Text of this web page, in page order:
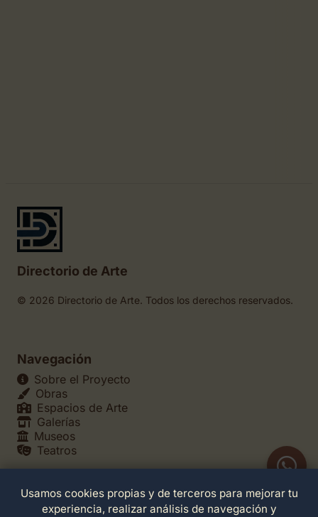
Directorio de Arte
© 2026 Directorio de Arte. Todos los derechos reservados.
Navegación
Sobre el Proyecto
Obras
Espacios de Arte
Galerías
Museos
Teatros
Legales
Usamos cookies propias y de terceros para mejorar tu
experiencia, realizar análisis de navegación y